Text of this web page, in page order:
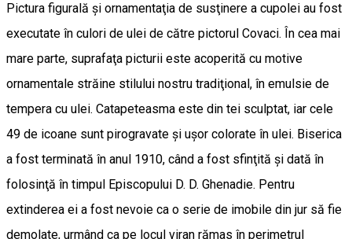
Pictura figurală şi ornamentaţia de susţinere a cupolei au fost
executate în culori de ulei de către pictorul Covaci. În cea mai
mare parte, suprafaţa picturii este acoperită cu motive
ornamentale străine stilului nostru tradiţional, în emulsie de
tempera cu ulei. Catapeteasma este din tei sculptat, iar cele
49 de icoane sunt pirogravate şi uşor colorate în ulei. Biserica
a fost terminată în anul 1910, când a fost sfinţită şi dată în
folosinţă în timpul Episcopului D. D. Ghenadie. Pentru
extinderea ei a fost nevoie ca o serie de imobile din jur să fie
demolate, urmând ca pe locul viran rămas în perimetrul